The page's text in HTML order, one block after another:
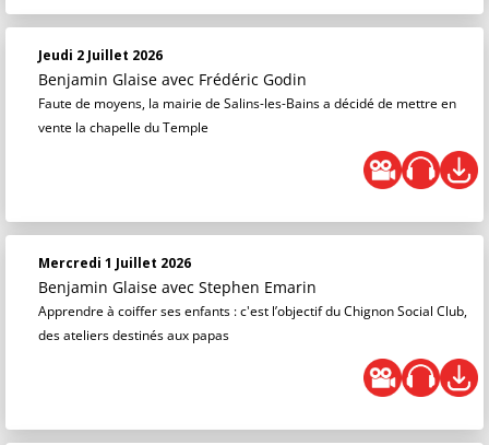
Jeudi 2 Juillet 2026
Benjamin Glaise avec Frédéric Godin
Faute de moyens, la mairie de Salins-les-Bains a décidé de mettre en
vente la chapelle du Temple
Mercredi 1 Juillet 2026
Benjamin Glaise avec Stephen Emarin
Apprendre à coiffer ses enfants : c'est l’objectif du Chignon Social Club,
des ateliers destinés aux papas